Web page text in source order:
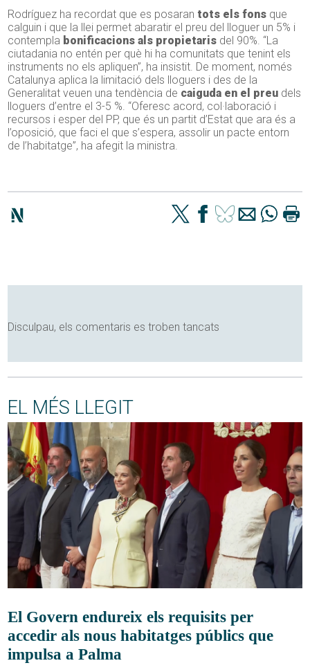
Rodríguez ha recordat que es posaran tots els fons que
calguin i que la llei permet abaratir el preu del lloguer un 5% i
contempla bonificacions als propietaris del 90%. “La
ciutadania no entén per què hi ha comunitats que tenint els
instruments no els apliquen”, ha insistit. De moment, només
Catalunya aplica la limitació dels lloguers i des de la
Generalitat veuen una tendència de caiguda en el preu dels
lloguers d’entre el 3-5 %. “Oferesc acord, col·laboració i
recursos i esper del PP, que és un partit d’Estat que ara és a
l’oposició, que faci el que s’espera, assolir un pacte entorn
de l’habitatge”, ha afegit la ministra.
Disculpau, els comentaris es troben tancats
EL MÉS LLEGIT
El Govern endureix els requisits per
accedir als nous habitatges públics que
impulsa a Palma